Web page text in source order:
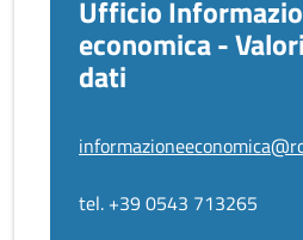
Ufficio
economica -
dati
tel. +39 0543 713265